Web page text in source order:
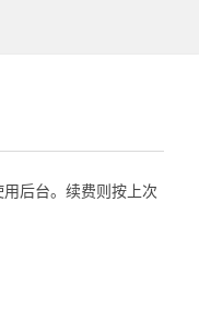
后台。续费则按上次